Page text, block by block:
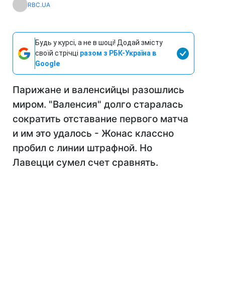
RBC.UA
Будь у курсі, а не в шоці! Додай змісту
своїй стрічці разом з РБК-Україна в
Google
Парижане и валенсийцы разошлись
миром. "Валенсия" долго старалась
сократить отставание первого матча
и им это удалось - Жонас классно
пробил с линии штрафной. Но
Лавецци сумел счет сравнять.